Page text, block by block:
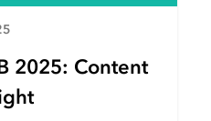
2025: Content